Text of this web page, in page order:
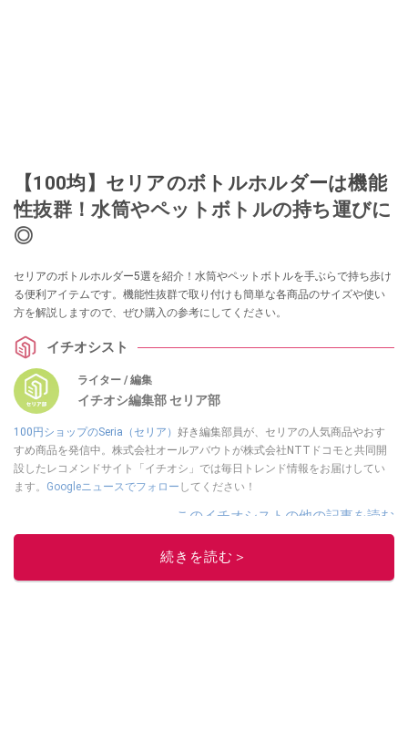
【100均】セリアのボトルホルダーは機能
性抜群！水筒やペットボトルの持ち運びに
◎
セリアのボトルホルダー5選を紹介！水筒やペットボトルを手ぶらで持ち歩け
る便利アイテムです。機能性抜群で取り付けも簡単な各商品のサイズや使い
方を解説しますので、ぜひ購入の参考にしてください。
イチオシスト
ライター / 編集
イチオシ編集部 セリア部
100円ショップのSeria（セリア） 好き編集部員が、セリアの人気商品やおす
すめ商品を発信中。株式会社オールアバウトが株式会社NTTドコモと共同開
設したレコメンドサイト「イチオシ」では毎日トレンド情報をお届けしてい
ます。 Googleニュースでフォロー してください！
このイチオシストの他の記事を読む
続きを読む＞